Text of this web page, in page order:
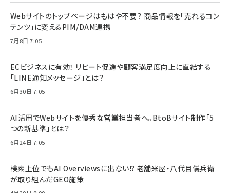
Webサイトのトップページはもはや不要？ 商品情報を「売れるコン
テンツ」に変えるPIM/DAM連携
7月8日 7:05
ECビジネスに有効！ リピート促進や顧客満足度向上に直結する
「LINE通知メッセージ」とは？
6月30日 7:05
AI活用でWebサイトを優秀な営業担当者へ。BtoBサイト制作「5
つの新基準」とは？
6月24日 7:05
検索上位でもAI Overviewsに出ない!? 老舗米屋・八代目儀兵衛
が取り組んだGEO施策